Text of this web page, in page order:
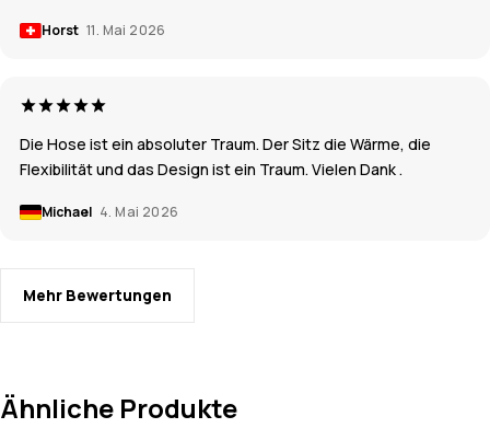
Horst 11. Mai 2026
Die Hose ist ein absoluter Traum. Der Sitz die Wärme, die
Flexibilität und das Design ist ein Traum. Vielen Dank .
Michael 4. Mai 2026
Mehr Bewertungen
Ähnliche Produkte